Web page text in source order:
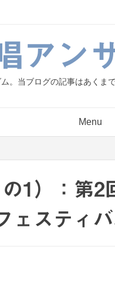
アン
。当ブログの記事はあくま
Menu
1）：第2
ェスティ